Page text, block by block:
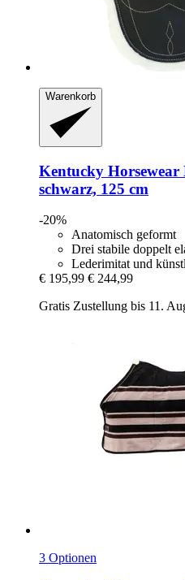
Warenkorb
Kentucky Horsewear
schwarz, 125 cm
-20%
Anatomisch geformt
Drei stabile doppelt
Lederimitat und
€ 195,99 € 244,99
Gratis Zustellung bis 11.
3 Optionen